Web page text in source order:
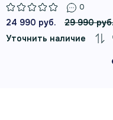
металлически-синим
безелем и силиконовым
ремешком
0
24 990 руб.
29 990
Уточнить наличие